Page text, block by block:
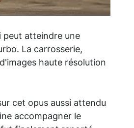
peut atteindre une
La carrosserie,
haute résolution
cet opus aussi attendu
accompagner le